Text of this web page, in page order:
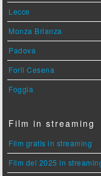
Lecce
Monza Brianza
Padova
Forlì Cesena
Foggia
Film in streaming
Film gratis in streaming
Film del 2025 in